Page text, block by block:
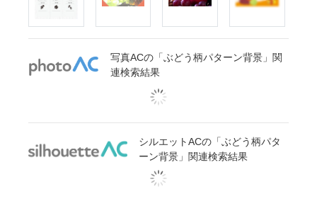
写真ACの「ぶどう柄パターン背景」関
連検索結果
シルエットACの「ぶどう柄パタ
ーン背景」関連検索結果